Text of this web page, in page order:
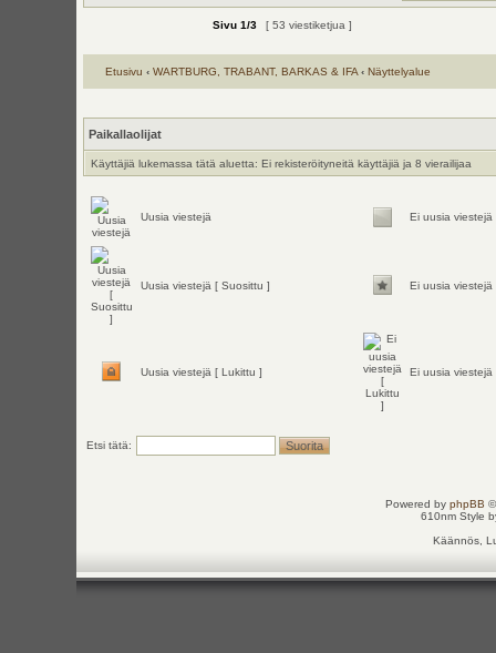
Sivu 1/3 [ 53 viestiketjua ]
Etusivu ‹ WARTBURG, TRABANT, BARKAS & IFA ‹ Näyttelyalue
Paikallaolijat
Käyttäjiä lukemassa tätä aluetta: Ei rekisteröityneitä käyttäjiä ja 8 vierailijaa
Uusia viestejä Ei uusia viestejä
Uusia viestejä [ Suosittu ] Ei uusia viestejä
Uusia viestejä [ Lukittu ] Ei uusia viestejä
Etsi tätä:
Powered by phpBB
610nm Style
Käännös,